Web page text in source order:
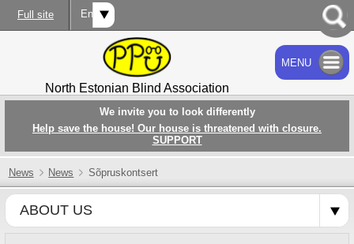
Full site Eng
SEARCH
North Estonian Blind Association
MENU
We invite you to look differently
Help save the house! Our house is threatened with closure.
SUPPORT
News News Sõpruskontsert
ABOUT US